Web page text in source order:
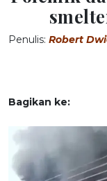
Penulis: Robert
Bagikan ke: